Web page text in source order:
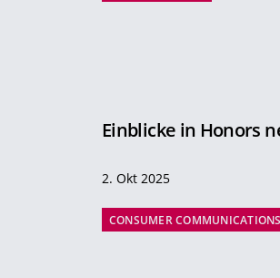
Einblicke in Honors
2. Okt 2025
CONSUMER COMMUNICATIONS